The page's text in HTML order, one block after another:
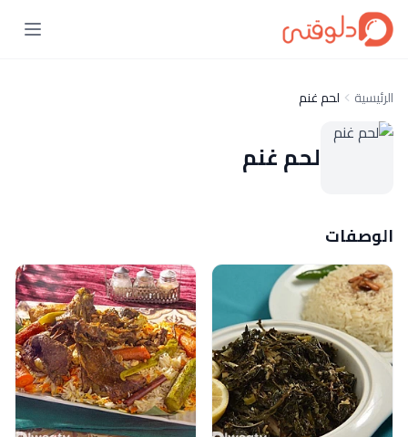
الرئيسية لحم غنم
لحم غنم
الوصفات